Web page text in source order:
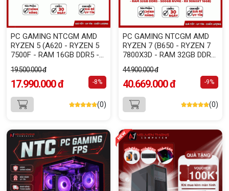
PC GAMING NTCGM AMD
RYZEN 5 (A620 - RYZEN 5
7500F - RAM 16GB DDR5 -
4GB)
19.500.000 đ
17.990.000 đ -8%
(0)
PC GAMING NTCGM AMD
RYZEN 7 (B650 - RYZEN 7
7800X3D - RAM 32GB DDR5
16GB)
44.900.000 đ
40.669.000 đ -9%
(0)